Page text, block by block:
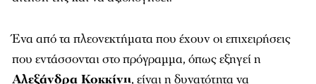
Ένα από τα πλεονεκτήµατα που έχουν οι επιχειρήσεις
που εντάσσονται στο πρόγραµµα, όπως εξηγεί η
Αλεξάνδρα Κοκκίνη, είναι η δυνατότητα να